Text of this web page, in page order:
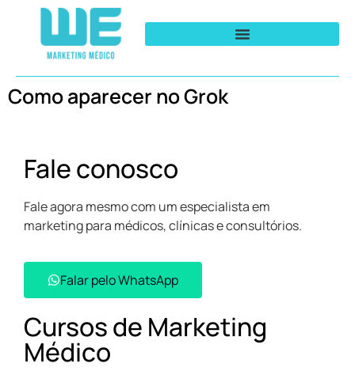
Como aparecer no Grok
Fale conosco
Fale agora mesmo com um especialista em
marketing para médicos, clínicas e consultórios.
Falar pelo WhatsApp​
Cursos de Marketing
Médico